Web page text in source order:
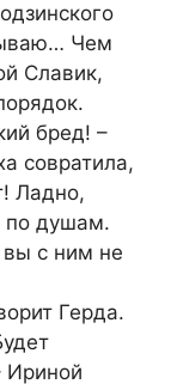
Чем
Славик,
бред! –
совратила,
Ладно,
по душам.
вы с ним не
Герда.
Ириной